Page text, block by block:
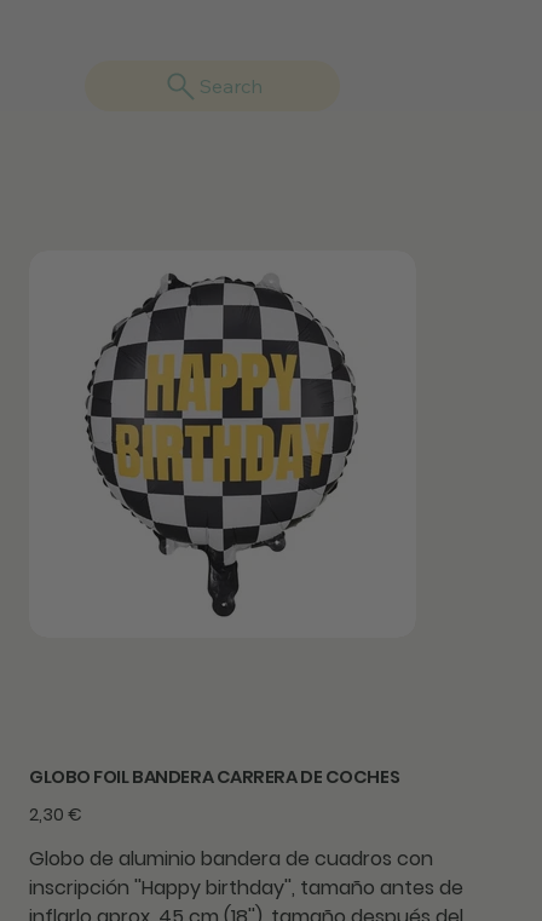
Search
GLOBO FOIL BANDERA CARRERA DE COCHES
Precio
2,30 €
Globo de aluminio bandera de cuadros con
inscripción ''Happy birthday'', tamaño antes de